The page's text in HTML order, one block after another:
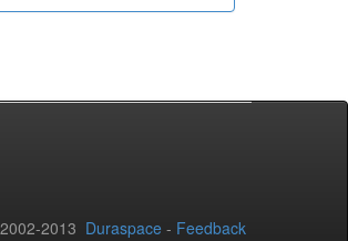
2013 Duraspace - Feedback